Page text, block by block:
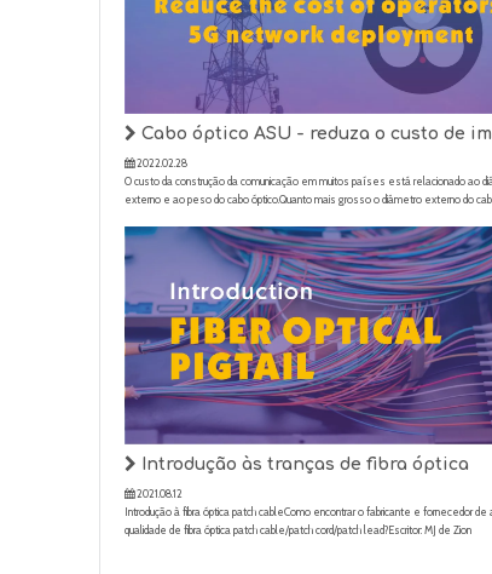
Cabo óptico ASU - reduza o custo de implantação de rede 5G das
2022.02.28
O custo da construção da comunicação em muitos países está relacionado ao
externo e ao peso do cabo óptico.Quanto mais grosso o diâmetro externo do
também tornará os operadores char
Introdução às tranças de fibra óptica
2021.08.12
Introdução à fibra óptica patch cableComo encontrar o fabricante e fornecedor de
qualidade de fibra óptica patch cable/patch cord/patch lead?Escritor: MJ de Zion